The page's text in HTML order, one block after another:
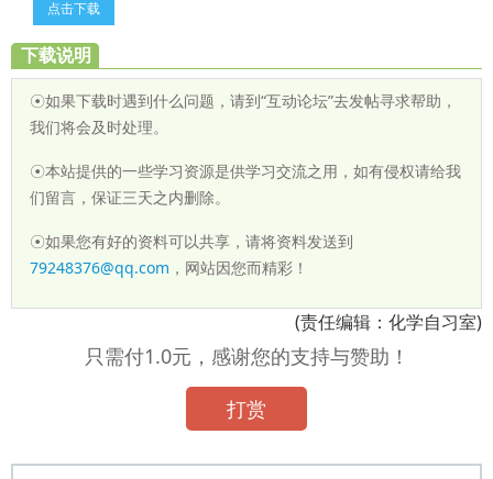
点击下载
下载说明
☉如果下载时遇到什么问题，请到“互动论坛”去发帖寻求帮助，
我们将会及时处理。
☉本站提供的一些学习资源是供学习交流之用，如有侵权请给我
们留言，保证三天之内删除。
☉如果您有好的资料可以共享，请将资料发送到
79248376@qq.com ，网站因您而精彩！
(责任编辑：化学自习室)
只需付1.0元，感谢您的支持与赞助！
打赏